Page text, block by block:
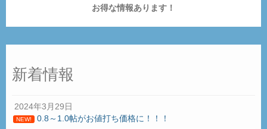
お得な情報あります！
新着情報
2024年3月29日
NEW! 0.8～1.0帖がお値打ち価格に！！！